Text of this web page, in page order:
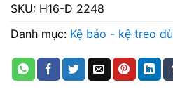
SKU: H16-D 2248
Danh mục: Kệ báo - kệ treo dù